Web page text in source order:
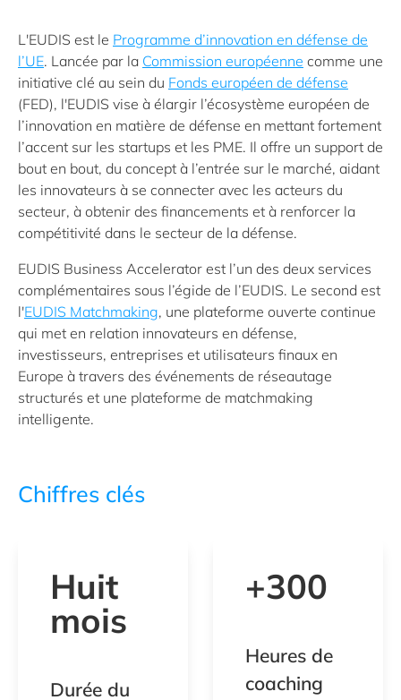
L'EUDIS est le Programme d’innovation en défense de
l’UE. Lancée par la Commission européenne comme une
initiative clé au sein du Fonds européen de défense
(FED), l'EUDIS vise à élargir l’écosystème européen de
l’innovation en matière de défense en mettant fortement
l’accent sur les startups et les PME. Il offre un support de
bout en bout, du concept à l’entrée sur le marché, aidant
les innovateurs à se connecter avec les acteurs du
secteur, à obtenir des financements et à renforcer la
compétitivité dans le secteur de la défense.
EUDIS Business Accelerator est l’un des deux services
complémentaires sous l’égide de l’EUDIS. Le second est
l'EUDIS Matchmaking, une plateforme ouverte continue
qui met en relation innovateurs en défense,
investisseurs, entreprises et utilisateurs finaux en
Europe à travers des événements de réseautage
structurés et une plateforme de matchmaking
intelligente.
Chiffres clés
Huit
mois
Durée du
+300
Heures de
coaching